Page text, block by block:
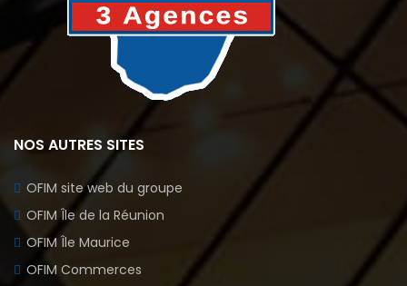
NOS AUTRES SITES
OFIM site web du groupe
OFIM Île de la Réunion
OFIM Île Maurice
OFIM Commerces